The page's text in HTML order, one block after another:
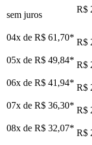
sem juros
R$
04x de R$ 61,70* R$
05x de R$ 49,84* R$
06x de R$ 41,94* R$
07x de R$ 36,30* R$
08x de R$ 32,07* R$